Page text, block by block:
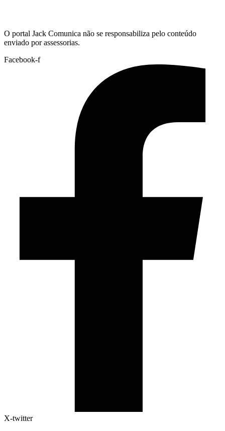
O portal Jack Comunica não se responsabiliza pelo conteúdo
enviado por assessorias.
Facebook-f
X-twitter